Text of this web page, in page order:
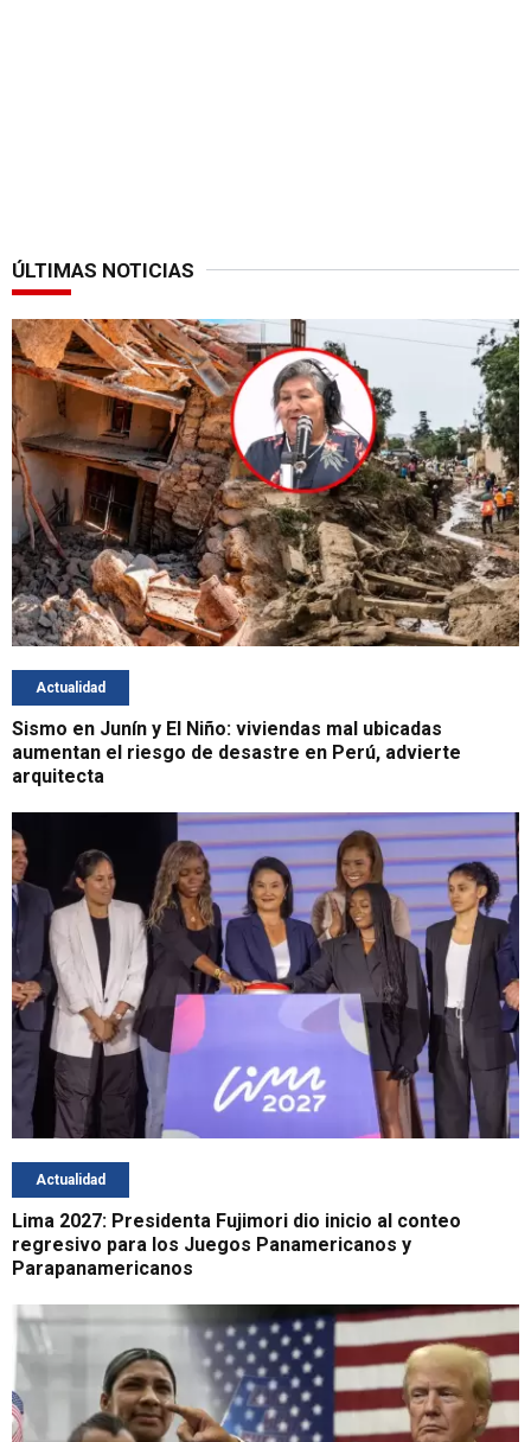
ÚLTIMAS NOTICIAS
Actualidad
Sismo en Junín y El Niño: viviendas mal ubicadas
aumentan el riesgo de desastre en Perú, advierte
arquitecta
Actualidad
Lima 2027: Presidenta Fujimori dio inicio al conteo
regresivo para los Juegos Panamericanos y
Parapanamericanos